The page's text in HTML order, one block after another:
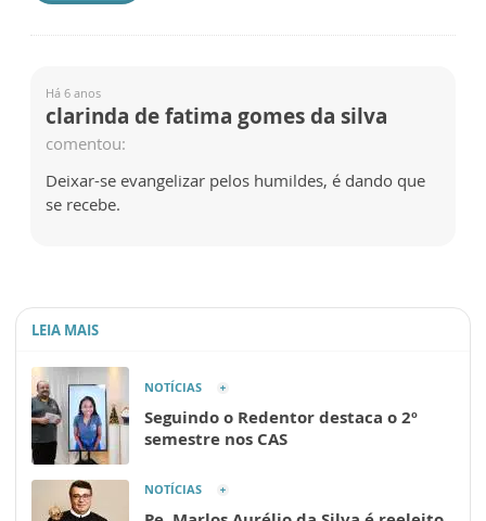
Há 6 anos
clarinda de fatima gomes da silva
comentou:
Deixar-se evangelizar pelos humildes, é dando que
se recebe.
LEIA MAIS
NOTÍCIAS
Seguindo o Redentor destaca o 2º
semestre nos CAS
NOTÍCIAS